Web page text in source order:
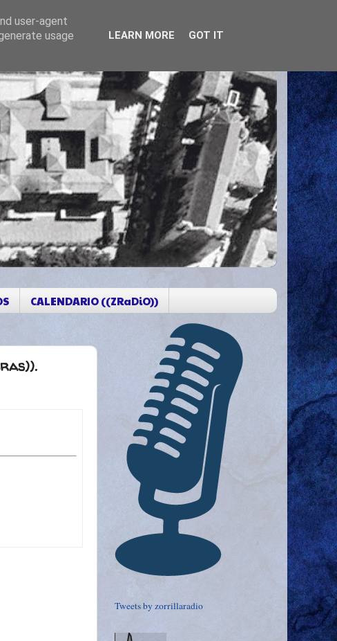
CALENDARIO ((ZRaDiO))
Tweets by zorrillaradio
user-agent
usage
LEARN MORE GOT IT